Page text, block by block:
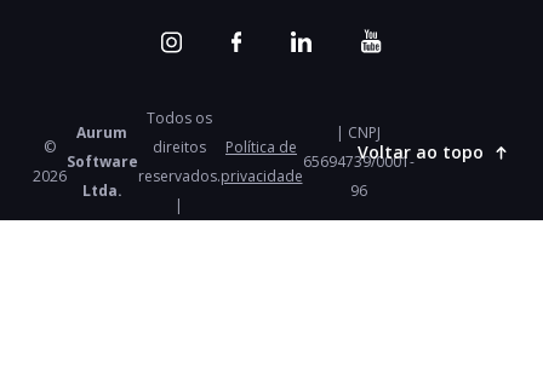
©
2026
Aurum
Software
Ltda.
Todos os
direitos
reservados.
|
Política de
privacidade
| CNPJ
65694739/0001-
96
Voltar ao topo